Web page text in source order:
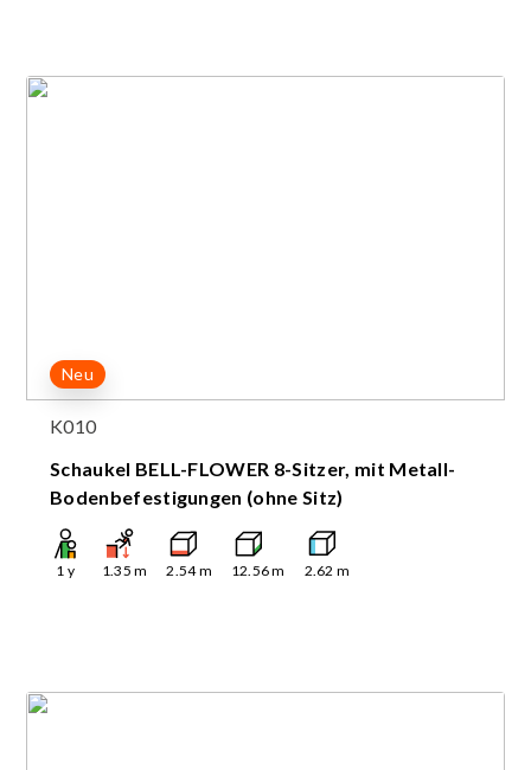
Neu
K010
Schaukel BELL-FLOWER 8-Sitzer, mit Metall-
Bodenbefestigungen (ohne Sitz)
1 y 1.35 m 2.54m 12.56m 2.62 m